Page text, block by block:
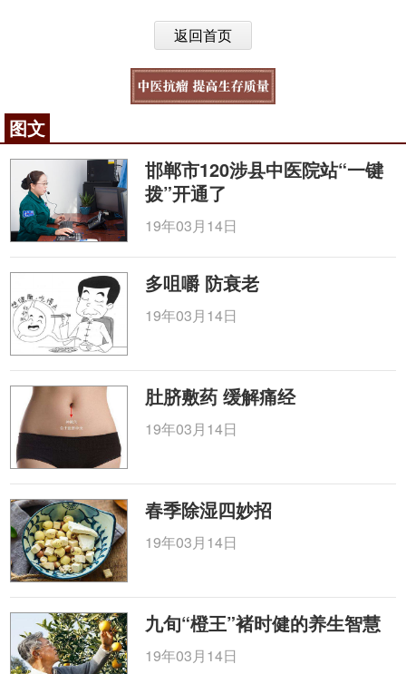
返回首页
图文
邯郸市120涉县中医院站“一键
拨”开通了
19年03月14日
多咀嚼 防衰老
19年03月14日
肚脐敷药 缓解痛经
19年03月14日
春季除湿四妙招
19年03月14日
九旬“橙王”褚时健的养生智慧
19年03月14日